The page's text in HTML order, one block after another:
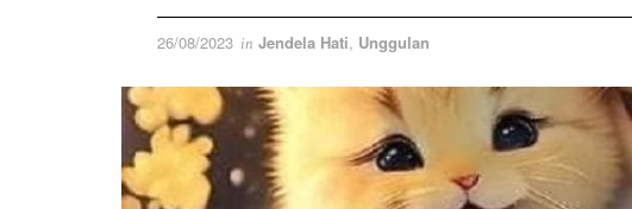
26/08/2023 in Jendela Hati, Unggulan